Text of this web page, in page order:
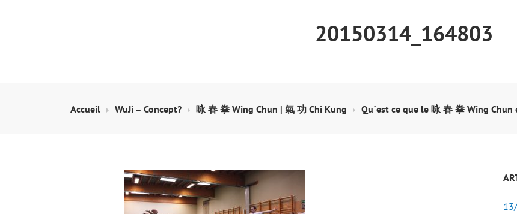
20150314_164803
Accueil WuJi – Concept? 咏 春 拳 Wing Chun | 氣 功 Chi Kung Qu´est ce que le 咏 春 拳 Wing